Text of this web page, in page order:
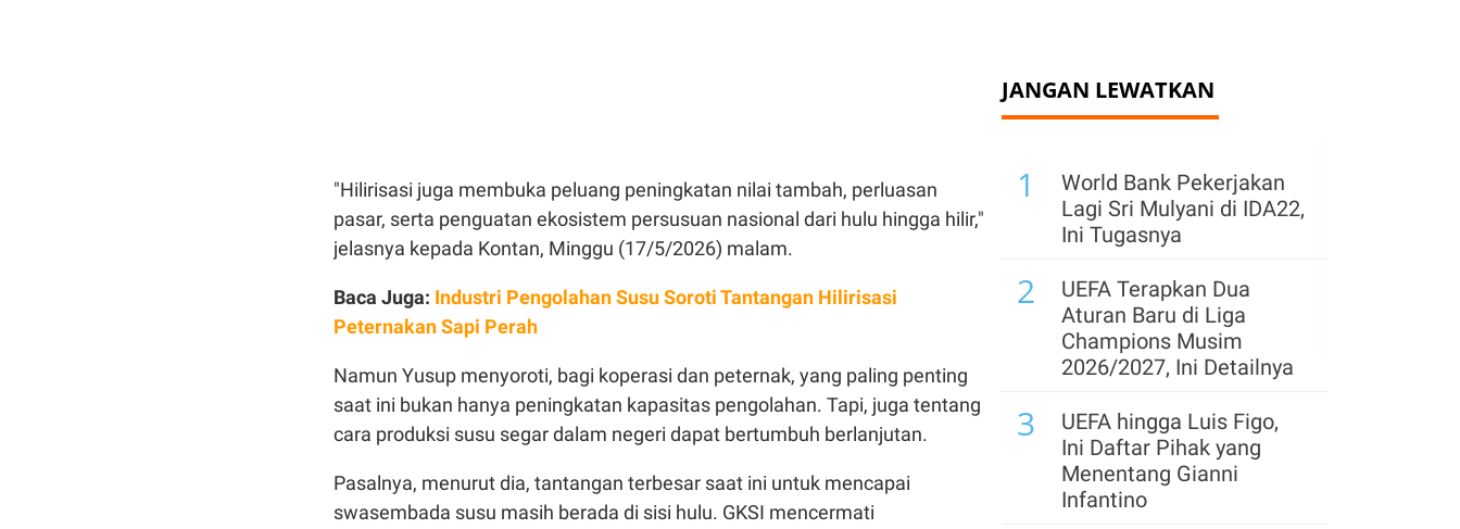
"Hilirisasi juga membuka peluang peningkatan nilai tambah, perluasan
pasar, serta penguatan ekosistem persusuan nasional dari hulu hingga hilir,"
jelasnya kepada Kontan, Minggu (17/5/2026) malam.
Baca Juga: Industri Pengolahan Susu Soroti Tantangan Hilirisasi
Peternakan Sapi Perah
Namun Yusup menyoroti, bagi koperasi dan peternak, yang paling penting
saat ini bukan hanya peningkatan kapasitas pengolahan. Tapi, juga tentang
cara produksi susu segar dalam negeri dapat bertumbuh berlanjutan.
Pasalnya, menurut dia, tantangan terbesar saat ini untuk mencapai
swasembada susu masih berada di sisi hulu. GKSI mencermati
JANGAN LEWATKAN
1
World Bank Pekerjakan
Lagi Sri Mulyani di IDA22,
Ini Tugasnya
2
UEFA Terapkan Dua
Aturan Baru di Liga
Champions Musim
2026/2027, Ini Detailnya
3
UEFA hingga Luis Figo,
Ini Daftar Pihak yang
Menentang Gianni
Infantino